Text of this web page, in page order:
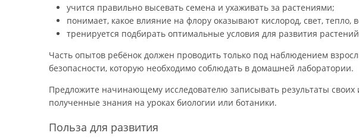
учится правильно высевать семена и ухаживать за растениями;
понимает, какое влияние на флору оказывают кислород, свет, тепло,
тренируется подбирать оптимальные условия для развития
Часть опытов ребёнок должен проводить только под наблюдением
безопасности, которую необходимо соблюдать в домашней лаборатории.
Предложите начинающему исследователю записывать результаты
полученные знания на уроках биологии или ботаники.
Польза для развития